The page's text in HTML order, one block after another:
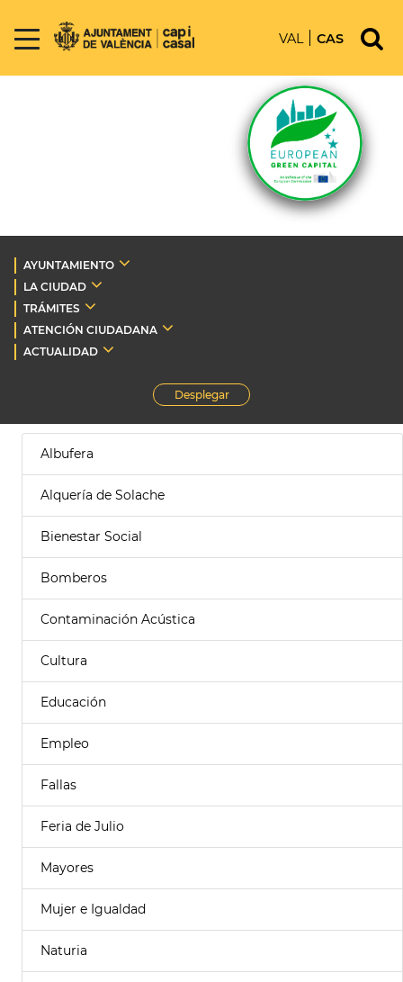
VAL CAS
AYUNTAMIENTO
LA CIUDAD
TRÁMITES
ATENCIÓN CIUDADANA
ACTUALIDAD
Desplegar
Albufera
Alquería de Solache
Bienestar Social
Bomberos
Contaminación Acústica
Cultura
Educación
Empleo
Fallas
Feria de Julio
Mayores
Mujer e Igualdad
Naturia